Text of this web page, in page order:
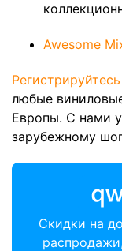
Awesome
любые
Европы. С нами
зарубежному
Скидки на